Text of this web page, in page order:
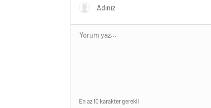
En az 10 karakter gerekli